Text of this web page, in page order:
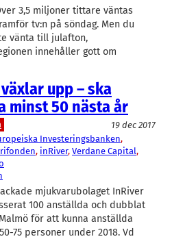
3,5 miljoner tittare väntas
tv:n på söndag. Men du
vänta till julafton,
innehåller gott om
upp – ska
minst 50 nästa år
19 dec 2017
Investeringsbanken
, inRiver, Verdane Capital
mjukvarubolaget InRiver
100 anställda och dubblat
för att kunna anställda
75 personer under 2018. Vd